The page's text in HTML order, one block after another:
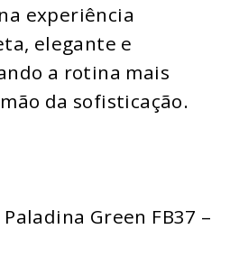
experiência
elegante e
a rotina mais
da sofisticação.
Green FB37 –